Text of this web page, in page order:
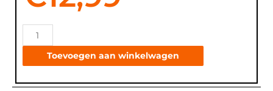
Toevoegen aan winkelwagen